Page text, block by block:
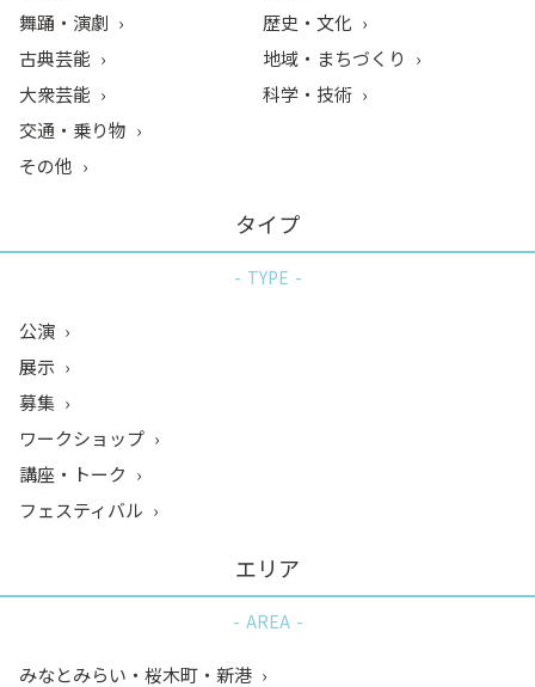
舞踊・演劇
古典芸能
大衆芸能
歴史・文化
地域・まちづくり
科学・技術
交通・乗り物
その他
タイプ
TYPE
公演
展示
募集
ワークショップ
講座・トーク
フェスティバル
エリア
AREA
みなとみらい・桜木町・新港